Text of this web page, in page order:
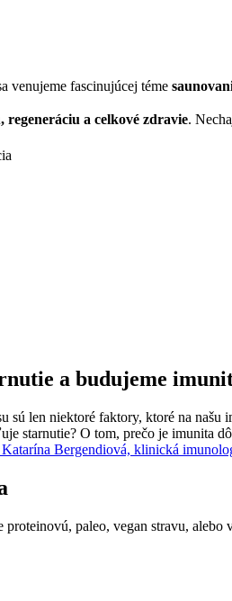
venujeme fascinujúcej téme
a celkové zdravie.
a budujeme
sú len niektoré faktory, ktoré na
starnutie? O tom, prečo je
Bergendiová, klinická
paleo, vegan stravu,